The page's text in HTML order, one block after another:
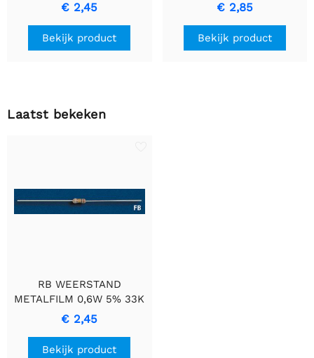
Precisieweerstand
€ 2,45
Bekijk product
Keramische Behuizing
€ 2,85
Bekijk product
Laatst bekeken
RB WEERSTAND
METALFILM 0,6W 5% 33K
weerstand
€ 2,45
Bekijk product